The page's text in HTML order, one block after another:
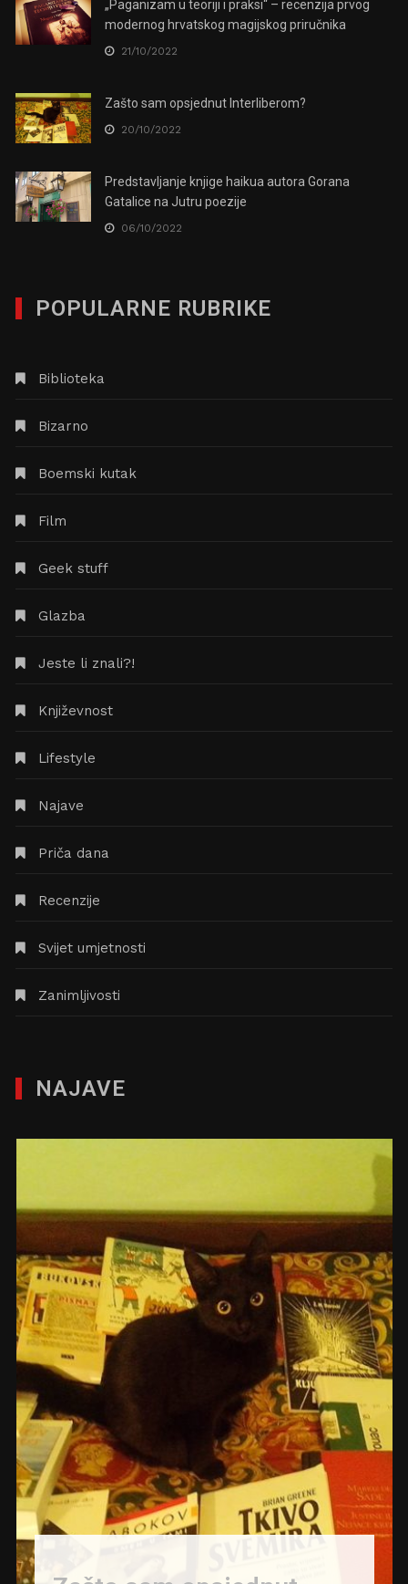
„Paganizam u teoriji i praksi“ – recenzija prvog
modernog hrvatskog magijskog priručnika
21/10/2022
Zašto sam opsjednut Interliberom?
20/10/2022
Predstavljanje knjige haikua autora Gorana
Gatalice na Jutru poezije
06/10/2022
POPULARNE RUBRIKE
Biblioteka
Bizarno
Boemski kutak
Film
Geek stuff
Glazba
Jeste li znali?!
Književnost
Lifestyle
Najave
Priča dana
Recenzije
Svijet umjetnosti
Zanimljivosti
NAJAVE